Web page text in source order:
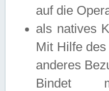
auf die
als natives
Mit Hilfe
anderes
Bindet